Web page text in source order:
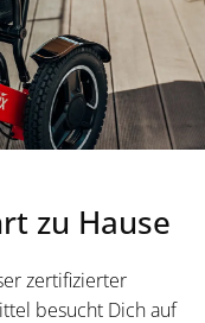
zu Hause
zertifizierter
besucht Dich auf